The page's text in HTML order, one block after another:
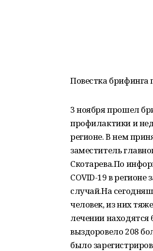
Повестка брифинга
3 ноября прошел
профилактики и
регионе. В нем
заместитель
Скотарева.По
COVID-19 в регионе
случай.На
человек, из них
лечении находятся
выздоровело 208
было